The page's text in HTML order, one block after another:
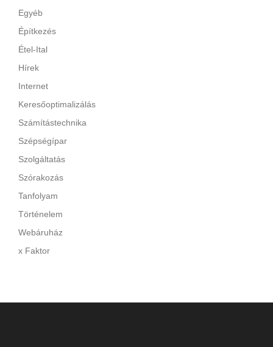
Egyéb
Építkezés
Étel-Ital
Hírek
Internet
Keresőoptimalizálás
Számítástechnika
Szépségípar
Szolgáltatás
Szórakozás
Tanfolyam
Történelem
Webáruház
x Faktor